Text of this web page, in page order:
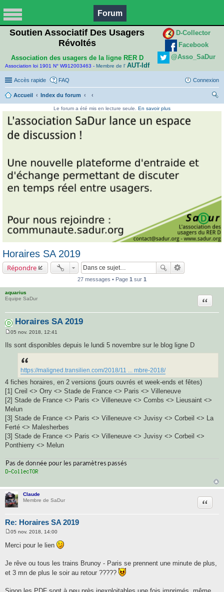
Forum
Soutien Associatif Des Usagers
Révoltés
Association des usagers de la ligne RER D
Association loi 1901 N° W912003463 - Membre de l' AUT-Idf
D-Collector
Facebook
@Asso_SaDur
Accès rapide FAQ Connexion
Accueil
Index du forum
Le forum a été mis en lecture seule. En savoir plus
Horaires SA 2019
Répondre
27 messages • Page 1 sur 1
aquarius
Equipe SaDur
Horaires SA 2019
s
05 nov. 2018, 12:41
Ils sont disponibles depuis le lundi 5 novembre sur le blog ligne D
https://maligned.transilien.com/2018/11 ... mbre-2018/
4 fiches horaires, en 2 versions (jours ouvrés et week-ends et fêtes)
[1] Creil <> Orry <> Stade de France <> Paris <> Villeneuve
[2] Stade de France <> Paris <> Villeneuve <> Combs <> Lieusaint <>
Melun
[3] Stade de France <> Paris <> Villeneuve <> Juvisy <> Corbeil <> La
Ferté <> Malesherbes
[3] Stade de France <> Paris <> Villeneuve <> Juvisy <> Corbeil <>
Ponthierry <> Melun
Claude
Membre de SaDur
Re: Horaires SA 2019
s
g
e
05 nov. 2018, 14:00
Merci pour le lien
Je rêve ou tous les trains Brunoy - Paris se prennent une minute de plus,
et 3 mn de plus le soir au retour ?????